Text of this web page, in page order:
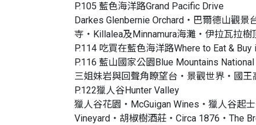
P.105 藍色海洋路Grand Pacific Drive
Darkes Glenbernie Orchard‧巴爾德山觀
寺‧Killalea及Minnamura海灘‧伊拉瓦拉
P.114 吃買在藍色海洋路Where to Eat & Buy
P.116 藍山國家公園Blue Mountains
三姐妹岩與回聲角瞭望台‧景觀世界‧國
P.122獵人谷Hunter Valley
獵人谷花園‧McGuigan Wines‧獵人谷起
Vineyard‧胡椒樹酒莊‧Circa 1876‧The